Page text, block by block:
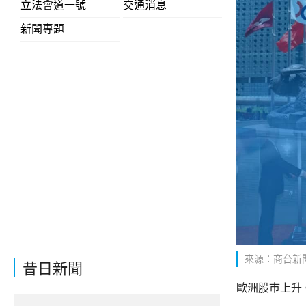
立法會道一號
交通消息
新聞專題
昔日新聞
來源：商台新
歐洲股巿上升